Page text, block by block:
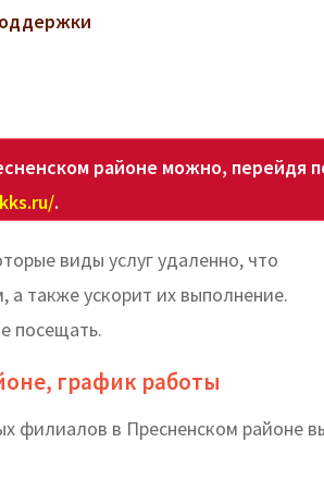
районе можно, перейдя
.
виды услуг удаленно, что
также ускорит их выполнение.
посещать.
график работы
филиалов в Пресненском районе